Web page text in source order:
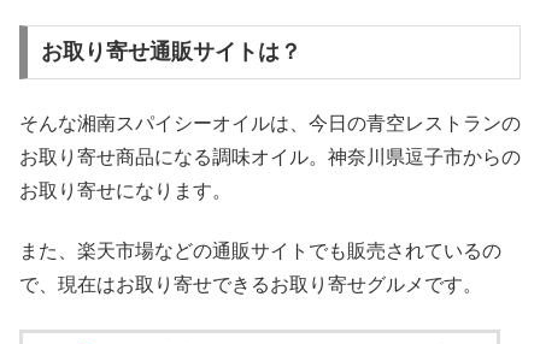
お取り寄せ通販サイトは？
そんな湘南スパイシーオイルは、今日の青空レストランの
お取り寄せ商品になる調味オイル。神奈川県逗子市からの
お取り寄せになります。
また、楽天市場などの通販サイトでも販売されているの
で、現在はお取り寄せできるお取り寄せグルメです。